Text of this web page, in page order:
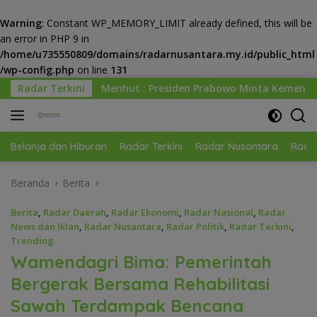
Warning: Constant WP_MEMORY_LIMIT already defined, this will be
an error in PHP 9 in
/home/u735550809/domains/radarnusantara.my.id/public_html
/wp-config.php on line 131
Langsung
ke
konten
Radar Terkini
Presiden Prabowo Minta Kemenhut Bangun Tata Kelola
Belanja dan Hiburan Radar Terkini Radar Nusantara
Beranda Berita
Berita, Radar Daerah, Radar Ekonomi, Radar Nasional, Radar
News dan Iklan, Radar Nusantara, Radar Politik, Radar Terkini,
Trending
Wamendagri Bima: Pemerintah
Bergerak Bersama Rehabilitasi
Sawah Terdampak Bencana